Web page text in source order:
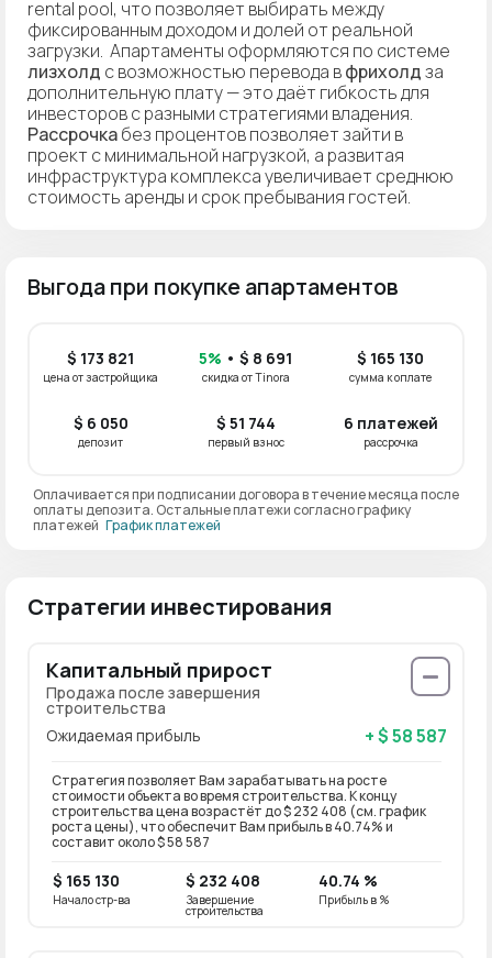
rental pool, что позволяет выбирать между
фиксированным доходом и долей от реальной
загрузки. Апартаменты оформляются по системе
лизхолд с возможностью перевода вфрихолдза
дополнительную плату — это даёт гибкость для
инвесторов с разными стратегиями владения.
Рассрочкабез процентов позволяет зайти в
проект с минимальной нагрузкой, а развитая
инфраструктура комплекса увеличивает среднюю
стоимость аренды и срок пребывания гостей.
Выгода при покупке апартаментов
$ 173 821
цена от застройщика
5% • $ 8 691
скидка от Tinora
$ 165 130
сумма к оплате
$ 6 050
депозит
$ 51 744
первый взнос
6 платежей
рассрочка
Оплачивается при подписании договора в течение месяца после
оплаты депозита. Остальные платежи согласно графику
платежей График платежей
Стратегии инвестирования
Капитальный прирост
Продажа после завершения
строительства
Ожидаемая прибыль
+ $ 58 587
Стратегия позволяет Вам зарабатывать на росте
стоимости объекта во время строительства. К концу
строительства цена возрастёт до $ 232 408 (см. график
роста цены), что обеспечит Вам прибыль в 40.74% и
составит около $ 58 587
$ 165 130
Начало стр-ва
$ 232 408
Завершение
строительства
40.74 %
Прибыль в %